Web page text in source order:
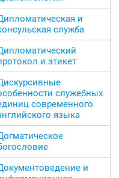
и
служба
и этикет
служебных
современного
языка
и